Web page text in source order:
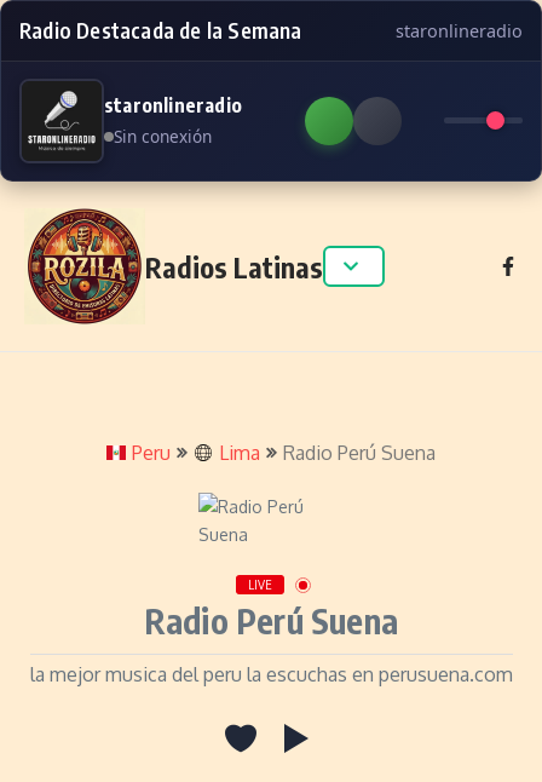
Radio Destacada de la Semana staronlineradio
staronlineradio
Sin conexión
Skip to content
Radios Latinas
Peru Lima Radio Perú Suena
LIVE
Radio Perú Suena
la mejor musica del peru la escuchas en perusuena.com